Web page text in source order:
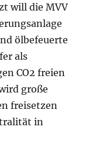
will die MVV
ölbefeuerte
als
CO2 freien
große
freisetzen
in